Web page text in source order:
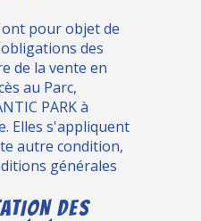
ont pour objet de
des
de la vente en
au Parc,
PARK à
Elles s'appliquent
autre condition,
générales
DES